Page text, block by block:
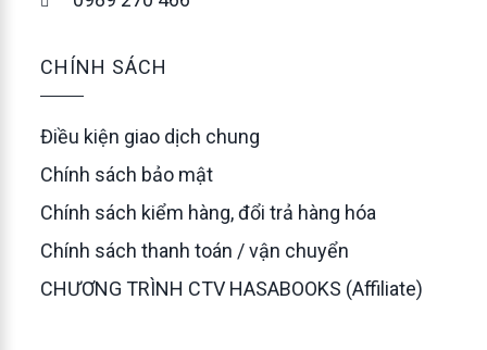
CHÍNH SÁCH
Điều kiện giao dịch chung
Chính sách bảo mật
Chính sách kiểm hàng, đổi trả hàng hóa
Chính sách thanh toán / vận chuyển
CHƯƠNG TRÌNH CTV HASABOOKS (Affiliate)